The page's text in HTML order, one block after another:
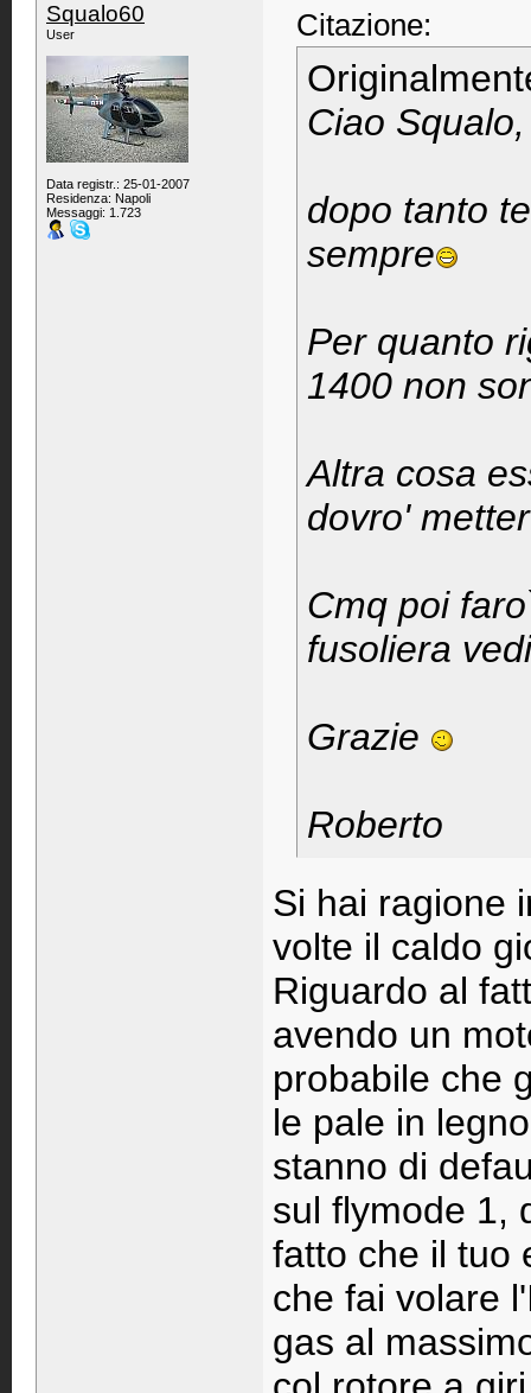
Squalo60
User
Data registr.: 25-01-2007
Residenza: Napoli
Messaggi: 1.723
Citazione:
Ciao Squalo,
dopo tanto
sempre
Per quanto
1400 non
Altra cosa
dovro'
Cmq poi
fusoliera
Grazie
Roberto
Si hai ragione
volte il caldo
Riguardo al
avendo un
probabile che
le pale in
stanno di
sul flymode 1,
fatto che il tuo
che fai volare
gas al